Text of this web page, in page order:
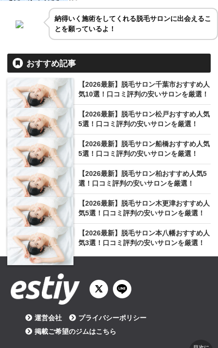
納得いく施術をしてくれる脱毛サロンに出会えるこ
とを願っているよ！
おすすめ記事
【2026最新】脱毛サロン千葉市おすすめ人
気10選！口コミ評判の安いサロンを厳選！
【2026最新】脱毛サロン松戸おすすめ人気
5選！口コミ評判の安いサロンを厳選！
【2026最新】脱毛サロン船橋おすすめ人気
5選！口コミ評判の安いサロンを厳選！
【2026最新】脱毛サロン柏おすすめ人気5
選！口コミ評判の安いサロンを厳選！
【2026最新】脱毛サロン木更津おすすめ人
気5選！口コミ評判の安いサロンを厳選！
【2026最新】脱毛サロン本八幡おすすめ人
気3選！口コミ評判の安いサロンを厳選！
運営会社
プライバシーポリシー
掲載ご希望のジムはこちら